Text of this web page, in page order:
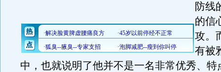
防线
的信
攻。
有被
中，也就说明了他并不是一名非常优秀、特